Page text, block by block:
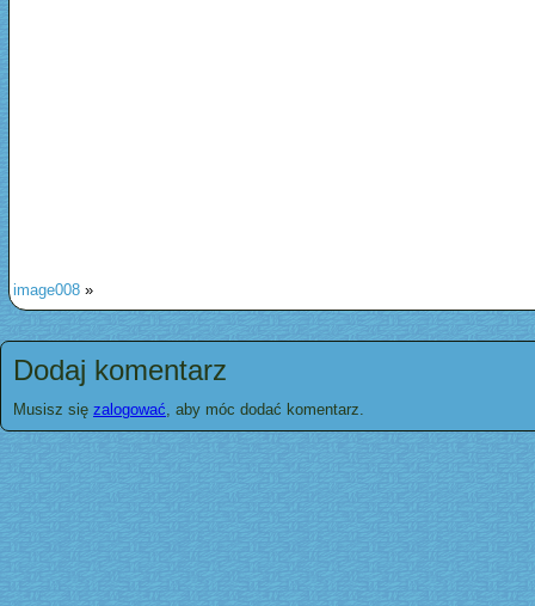
image008 »
Dodaj komentarz
Musisz się zalogować, aby móc dodać komentarz.